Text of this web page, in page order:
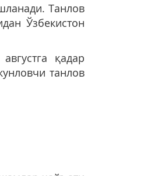
Танлов
Ўзбекистон
қадар
танлов